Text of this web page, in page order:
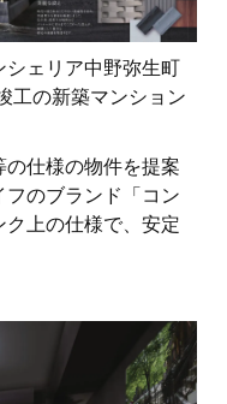
ェリア中野弥生町
工の新築マンション
仕様の物件を提案
フのブランド「コン
上の仕様で、安定